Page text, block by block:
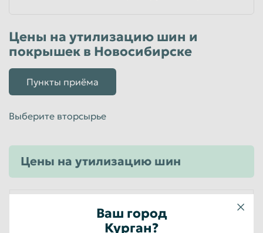
Цены на утилизацию шин и
покрышек в Новосибирске
Пункты приёма
Выберите вторсырье
Цены на утилизацию шин
Ваш город
Курган?